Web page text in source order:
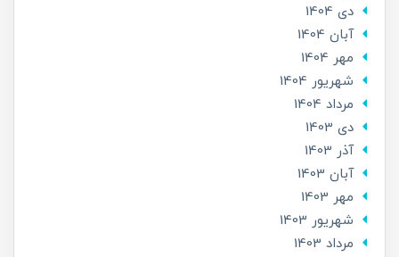
دی 1404
آبان 1404
مهر 1404
شهریور 1404
مرداد 1404
دی 1403
آذر 1403
آبان 1403
مهر 1403
شهریور 1403
مرداد 1403